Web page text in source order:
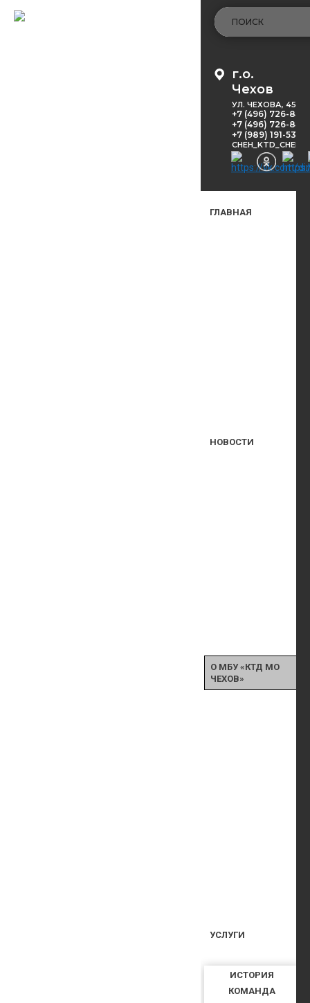
г.о.
Чехов
УЛ. ЧЕХОВА, 45
+7 (496) 726-
+7 (496) 726-
+7 (989) 191-53-
ГЛАВНАЯ
НОВОСТИ
О МБУ «КТД МО
ЧЕХОВ»
ИСТОРИЯ
КОМАНДА
УСЛУГИ